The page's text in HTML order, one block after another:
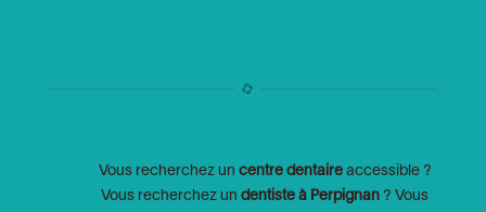
Vous recherchez un centre dentaireaccessible ?
Vous recherchez undentiste à Perpignan ? Vous